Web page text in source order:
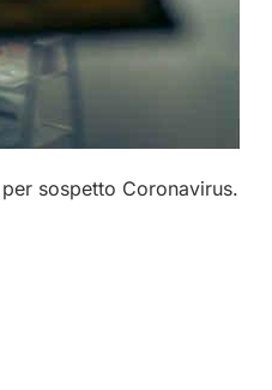
sospetto Coronavirus.